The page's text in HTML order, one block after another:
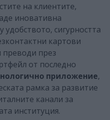
на клиентите,
иновативна
удобството, сигурността
картови
през
от последно
приложение,
рамка за развитие
канали за
институция.